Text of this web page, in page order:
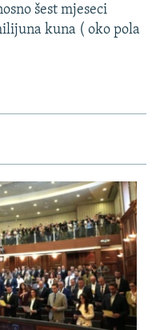
šest mjeseci
kuna ( oko pola